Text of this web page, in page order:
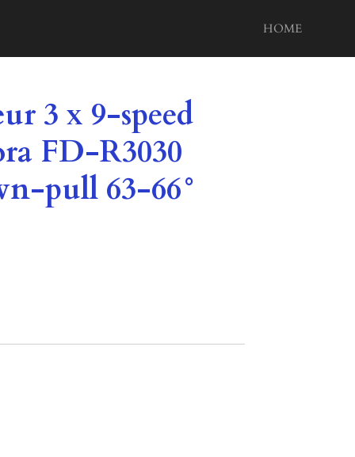
HOME
3 x 9-speed
FD-R3030
pull 63-66°